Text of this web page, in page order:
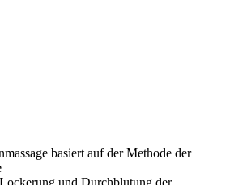
basiert auf der Methode der
und Durchblutung der